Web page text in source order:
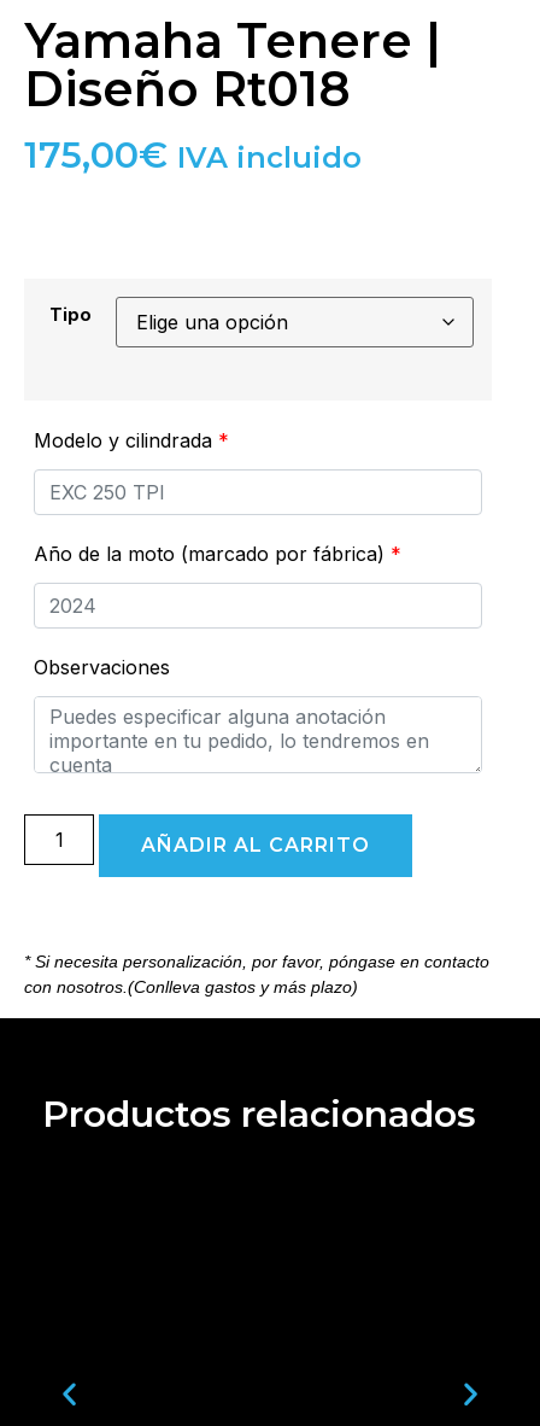
Yamaha Tenere |
Diseño Rt018
175,00€ IVA incluido
Tipo
Modelo y cilindrada *
Año de la moto (marcado por fábrica) *
Observaciones
AÑADIR AL CARRITO
* Si necesita personalización, por favor, póngase en contacto
con nosotros.(Conlleva gastos y más plazo)
Productos relacionados